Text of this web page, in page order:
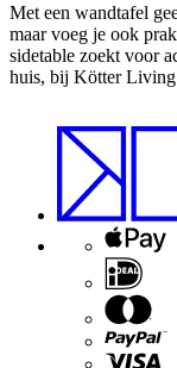
Met een wandtafel
maar voeg je ook
sidetable zoekt voor
huis, bij Kötter